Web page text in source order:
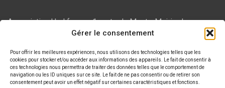
Gérer le consentement
Pour offrir les meilleures expériences, nous utilisons des technologies telles que les
cookies pour stocker et/ou accéder aux informations des appareils. Le fait de consentir à
ces technologies nous permettra de traiter des données telles que le comportement de
navigation ou les ID uniques sur ce site. Le fait de ne pas consentir ou de retirer son
consentement peut avoir un effet négatif sur certaines caractéristiques et fonctions.
Association Ural france, 1 route du Mont - Mairie de
Bujaleuf, 87460 Bujaleuf
HÉBERGEMENT :